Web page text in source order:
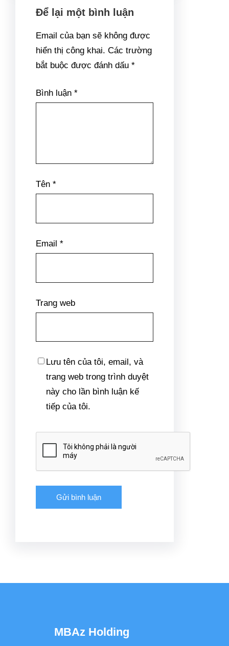
Để lại một bình luận
Email của bạn sẽ không được
hiển thị công khai. Các trường
bắt buộc được đánh dấu *
Bình luận *
Tên *
Email *
Trang web
Lưu tên của tôi, email, và
trang web trong trình duyệt
này cho lần bình luận kế
tiếp của tôi.
MBAz Holding